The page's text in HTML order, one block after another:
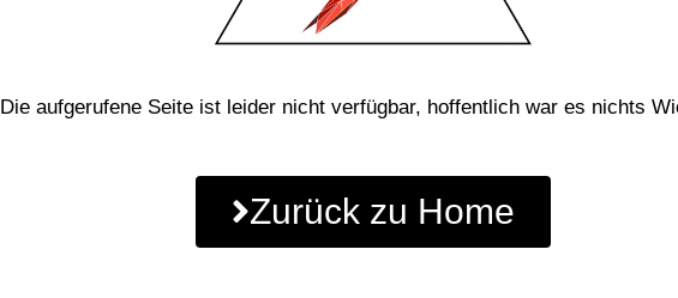
Die aufgerufene Seite ist leider nicht verfügbar, hoffentlich war es nichts
Zurück zu Home